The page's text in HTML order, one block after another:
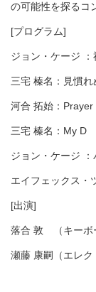
の可能性を探るコ
[プログラム]
ジョン・ケージ
三宅 榛名：見慣
河合 拓始：
三宅 榛名：My D
ジョン・ケージ
エイフェックス・
[出演]
落合 敦 （キーボ
瀬藤 康嗣（エレク